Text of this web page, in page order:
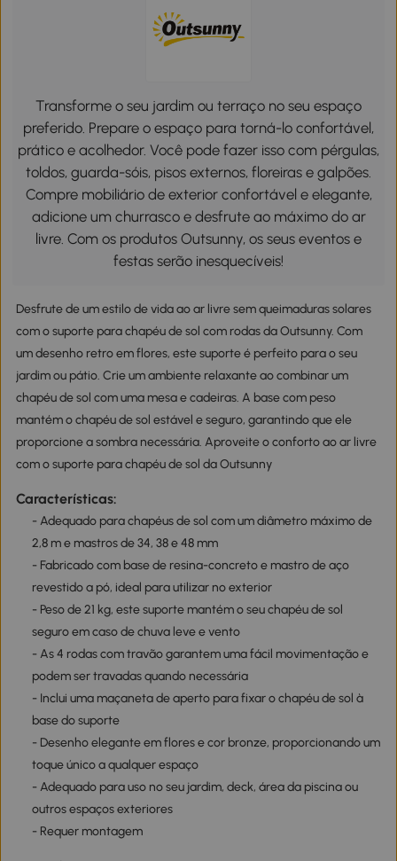
Transforme o seu jardim ou terraço no seu espaço
preferido. Prepare o espaço para torná-lo confortável,
prático e acolhedor. Você pode fazer isso com pérgulas,
toldos, guarda-sóis, pisos externos, floreiras e galpões.
Compre mobiliário de exterior confortável e elegante,
adicione um churrasco e desfrute ao máximo do ar
livre. Com os produtos Outsunny, os seus eventos e
festas serão inesquecíveis!
Desfrute de um estilo de vida ao ar livre sem queimaduras solares
com o suporte para chapéu de sol com rodas da Outsunny. Com
um desenho retro em flores, este suporte é perfeito para o seu
jardim ou pátio. Crie um ambiente relaxante ao combinar um
chapéu de sol com uma mesa e cadeiras. A base com peso
mantém o chapéu de sol estável e seguro, garantindo que ele
proporcione a sombra necessária. Aproveite o conforto ao ar livre
com o suporte para chapéu de sol da Outsunny
Características:
- Adequado para chapéus de sol com um diâmetro máximo de
2,8 m e mastros de 34, 38 e 48 mm
- Fabricado com base de resina-concreto e mastro de aço
revestido a pó, ideal para utilizar no exterior
- Peso de 21 kg, este suporte mantém o seu chapéu de sol
seguro em caso de chuva leve e vento
- As 4 rodas com travão garantem uma fácil movimentação e
podem ser travadas quando necessária
- Inclui uma maçaneta de aperto para fixar o chapéu de sol à
base do suporte
- Desenho elegante em flores e cor bronze, proporcionando um
toque único a qualquer espaço
- Adequado para uso no seu jardim, deck, área da piscina ou
outros espaços exteriores
- Requer montagem